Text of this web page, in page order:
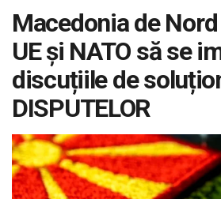
Macedonia de
UE și NATO să se
discuțiile de
DISPUTELOR